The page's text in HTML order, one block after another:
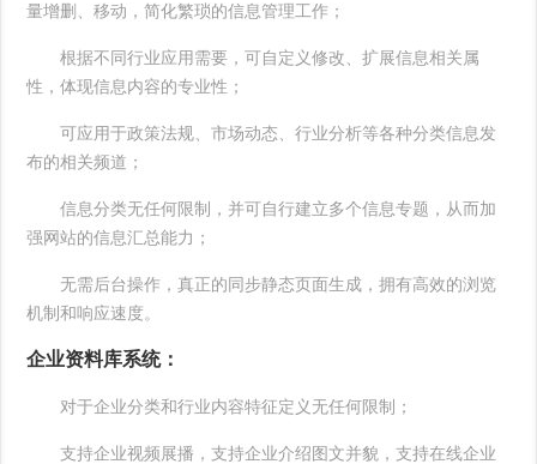
量增删、移动，简化繁琐的信息管理工作；
根据不同行业应用需要，可自定义修改、扩展信息相关属
性，体现信息内容的专业性；
可应用于政策法规、市场动态、行业分析等各种分类信息发
布的相关频道；
信息分类无任何限制，并可自行建立多个信息专题，从而加
强网站的信息汇总能力；
无需后台操作，真正的同步静态页面生成，拥有高效的浏览
机制和响应速度。
企业资料库系统：
对于企业分类和行业内容特征定义无任何限制；
支持企业视频展播，支持企业介绍图文并貌，支持在线企业